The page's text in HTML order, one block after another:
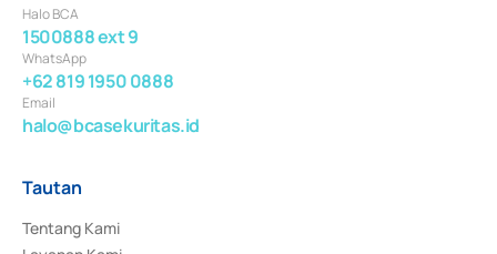
Halo BCA
1500888 ext 9
WhatsApp
+62 819 1950 0888
Email
halo@bcasekuritas.id
Tautan
Tentang Kami